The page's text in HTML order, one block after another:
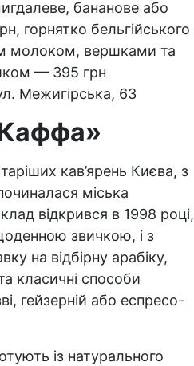
бананове або
горнятко бельгійського
молоком, вершками та
— 395 грн
Межигірська, 63
Каффа»
кав’ярень Києва, з
міська
відкрився в 1998 році,
звичкою, і з
на відбірну арабіку,
класичні способи
гейзерній або еспресо-
із натурального